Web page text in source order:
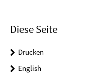
Diese Seite
Drucken
English